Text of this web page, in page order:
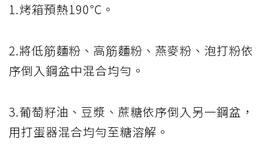
1.烤箱預熱190℃。
2.將低筋麵粉、高筋麵粉、燕麥粉、泡打粉依
序倒入鋼盆中混合均勻。
3.葡萄籽油、豆漿、蔗糖依序倒入另一鋼盆，
用打蛋器混合均勻至糖溶解。